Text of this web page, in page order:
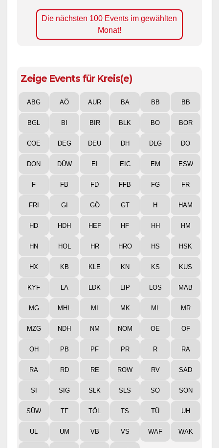
Die nächsten 100 Events im gewählten
Monat!
Zeige Events für Kreis(e)
ABG AÖ AUR BA BB BB
BGL BI BIR BLK BO BOR
COE DEG DEU DH DLG DO
DON DÜW EI EIC EM ESW
F FB FD FFB FG FR
FRI GI GÖ GT H HAM
HD HDH HEF HF HH HM
HN HOL HR HRO HS HSK
HX KB KLE KN KS KUS
KYF LA LDK LIP LOS MAB
MG MHL MI MK ML MR
MZG NDH NM NOM OE OF
OH PB PF PR R RA
RA RD RE ROW RV SAD
SI SIG SLK SLS SO SON
SÜW TF TÖL TS TÜ UH
UL UM VB VS WAF WAK